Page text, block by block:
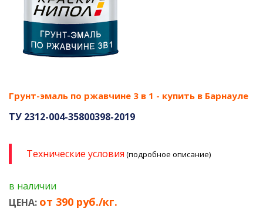
Грунт-эмаль по ржавчине 3 в 1 - купить в Барнауле
ТУ 2312-004-35800398-2019
Технические условия (подробное описание)
в наличии
ЦЕНА: от 390 руб./кг.